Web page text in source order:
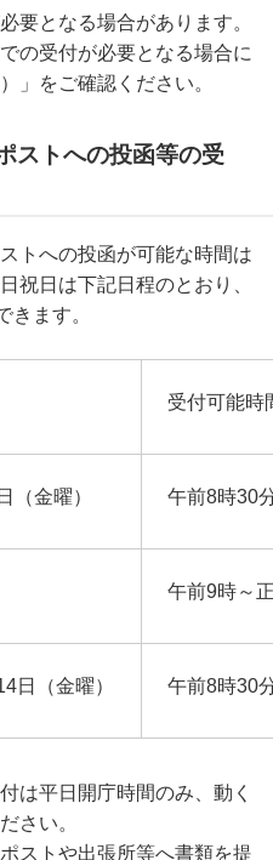
要となる場合があります。
の受付が必要となる場合に
」をご確認ください。
ストへの投函等の受
トへの投函が可能な時間は
祝日は下記日程のとおり、
きます。
受付可能時
（金曜） 午前8時30
午前9時～
日（金曜） 午前8時30
は平日開庁時間のみ、動く
さい。
ストや出張所等へ書類を提